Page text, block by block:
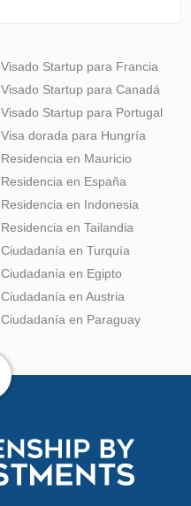
Visado Startup para Francia
Visado Startup para Canadá
Visado Startup para Portugal
Visa dorada para Hungría
Residencia en Mauricio
Residencia en España
Residencia en Indonesia
Residencia en Tailandia
Ciudadanía en Turquía
Ciudadanía en Egipto
Ciudadanía en Austria
Ciudadanía en Paraguay